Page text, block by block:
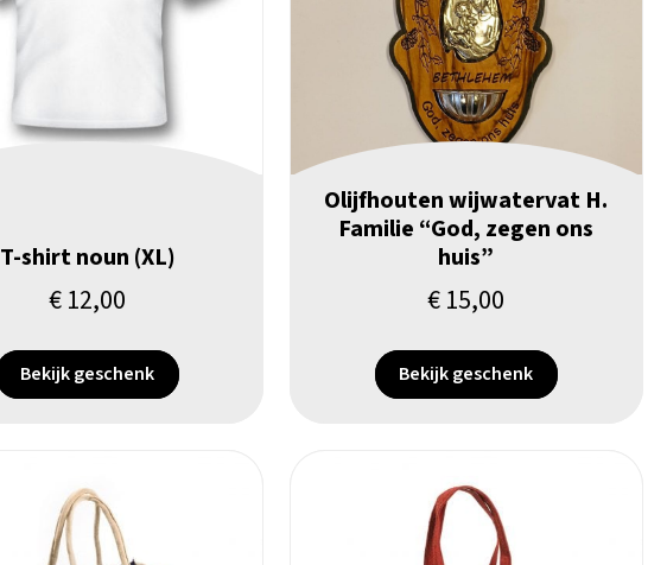
T-shirt noun (XL)
€12,00
Bekijk geschenk
Olijfhouten wijwatervat H.
Familie “God, zegen ons
huis”
€15,00
Bekijk geschenk